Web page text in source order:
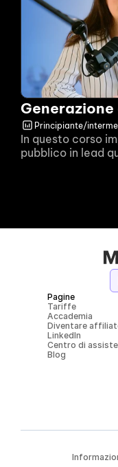
Generazione
Principiante/
In questo corso
pubblico in lead
Pagine
Tariffe
Accademia
Diventare
LinkedIn
Centro di
Blog